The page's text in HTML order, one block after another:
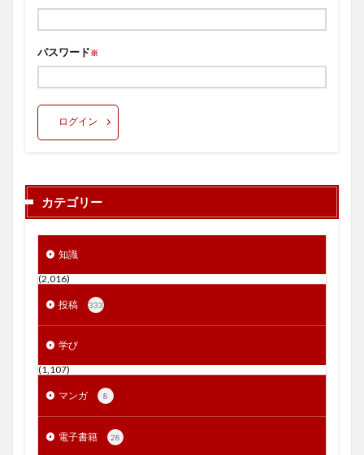
パスワード※
ログイン
カテゴリー
知識
(2,016)
投稿 333
学び
(1,107)
マンガ 8
電子書籍 28